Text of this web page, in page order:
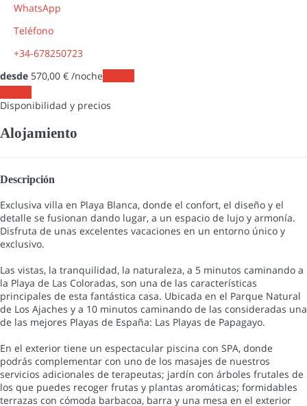
WhatsApp
Teléfono
+34-678250723
desde 570,00 € /noche
Disponibilidad y precios
Alojamiento
Descripción
Exclusiva villa en Playa Blanca, donde el confort, el diseño y el
detalle se fusionan dando lugar, a un espacio de lujo y armonía.
Disfruta de unas excelentes vacaciones en un entorno único y
exclusivo.
Las vistas, la tranquilidad, la naturaleza, a 5 minutos caminando a
la Playa de Las Coloradas, son una de las características
principales de esta fantástica casa. Ubicada en el Parque Natural
de Los Ajaches y a 10 minutos caminando de las consideradas una
de las mejores Playas de España: Las Playas de Papagayo.
En el exterior tiene un espectacular piscina con SPA, donde
podrás complementar con uno de los masajes de nuestros
servicios adicionales de terapeutas; jardín con árboles frutales de
los que puedes recoger frutas y plantas aromáticas; formidables
terrazas con cómoda barbacoa, barra y una mesa en el exterior